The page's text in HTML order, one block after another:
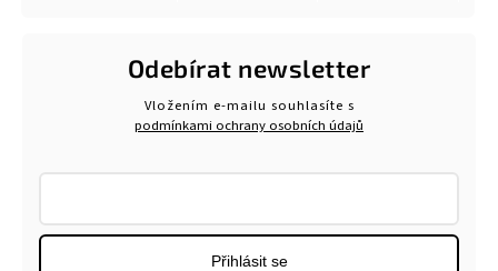
Odebírat newsletter
Vložením e-mailu souhlasíte s
podmínkami ochrany osobních údajů
Přihlásit se